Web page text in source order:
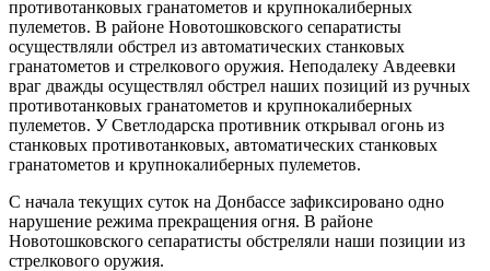
противотанковых гранатометов и крупнокалиберных
пулеметов. В районе Новотошковского сепаратисты
осуществляли обстрел из автоматических станковых
гранатометов и стрелкового оружия. Неподалеку Авдеевки
враг дважды осуществлял обстрел наших позиций из ручных
противотанковых гранатометов и крупнокалиберных
пулеметов. У Светлодарска противник открывал огонь из
станковых противотанковых, автоматических станковых
гранатометов и крупнокалиберных пулеметов.
С начала текущих суток на Донбассе зафиксировано одно
нарушение режима прекращения огня. В районе
Новотошковского сепаратисты обстреляли наши позиции из
стрелкового оружия.